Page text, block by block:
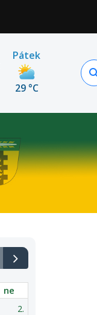
Pátek
29 °C
ne
2.